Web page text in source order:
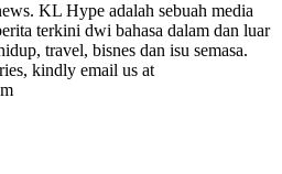
KL Hype adalah sebuah media
terkini dwi bahasa dalam dan luar
travel, bisnes dan isu semasa.
kindly email us at